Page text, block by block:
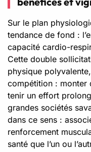
Sur le plan
tendance de fond :
capacité cardio-
Cette double
physique
compétition : monter
tenir un effort
grandes sociétés
dans ce sens :
renforcement
santé que l’un ou